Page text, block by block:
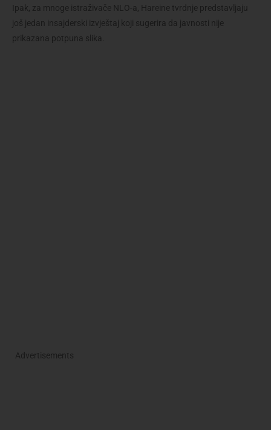
Ipak, za mnoge istraživače NLO-a, Hareine tvrdnje predstavljaju
još jedan insajderski izvještaj koji sugerira da javnosti nije
prikazana potpuna slika.
Advertisements